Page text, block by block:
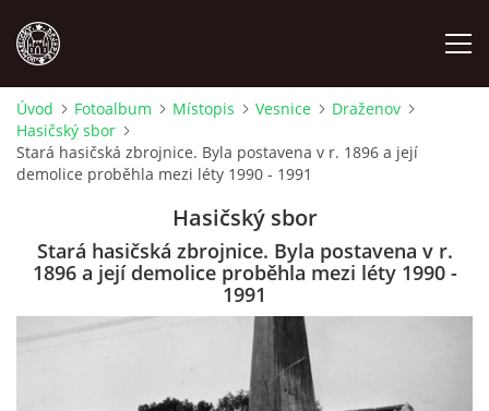
MÍSTOPIS
OSOBNOSTI
OSTATNÍ
Úvod Fotoalbum Místopis Vesnice
Draženov
Hasičský sbor
Stará hasičská zbrojnice. Byla postavena v r. 1896 a její
demolice proběhla mezi léty 1990 - 1991
Hasičský sbor
Stará hasičská zbrojnice. Byla postavena v r.
1896 a její demolice proběhla mezi léty 1990 -
1991